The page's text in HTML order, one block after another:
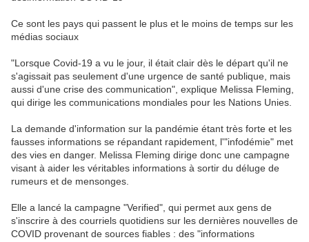
Ce sont les pays qui passent le plus et le moins de temps sur les
médias sociaux
"Lorsque Covid-19 a vu le jour, il était clair dès le départ qu'il ne
s'agissait pas seulement d'une urgence de santé publique, mais
aussi d'une crise des communication", explique Melissa Fleming,
qui dirige les communications mondiales pour les Nations Unies.
La demande d'information sur la pandémie étant très forte et les
fausses informations se répandant rapidement, l'"infodémie" met
des vies en danger. Melissa Fleming dirige donc une campagne
visant à aider les véritables informations à sortir du déluge de
rumeurs et de mensonges.
Elle a lancé la campagne "Verified", qui permet aux gens de
s'inscrire à des courriels quotidiens sur les dernières nouvelles de
COVID provenant de sources fiables : des "informations